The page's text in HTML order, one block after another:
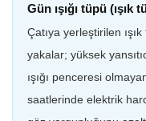
Gün ışığı tüpü (ışık
Çatıya yerleştirilen ışık
yakalar; yüksek
ışığı penceresi
saatlerinde elektrik